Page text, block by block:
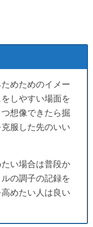
めためのイメー
しやすい場面を
想像できたら掘
服した先のいい
い場合は普段か
の調子の記録を
めたい人は良い